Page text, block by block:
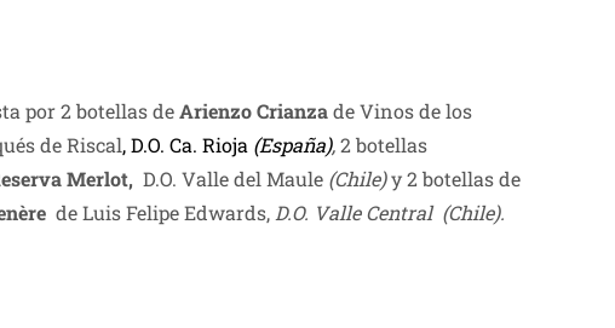
por 2 botellas deArienzo Crianzade Vinos de los
de Riscal, D.O. Ca. Rioja (España),2 botellas
Merlot, D.O. Valle del Maule (Chile)y 2 botellas de
de Luis Felipe Edwards, D.O. Valle Central (Chile).